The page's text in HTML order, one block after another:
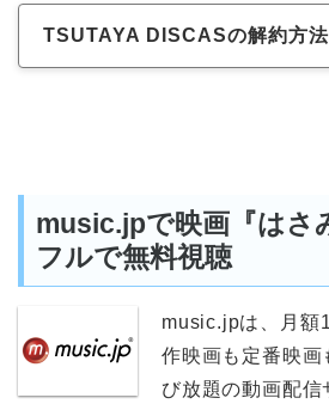
TSUTAYA DISCASの解約方法
music.jpで映画『はさ
フルで無料視聴
music.jpは、月額
作映画も定番映画
び放題の動画配信